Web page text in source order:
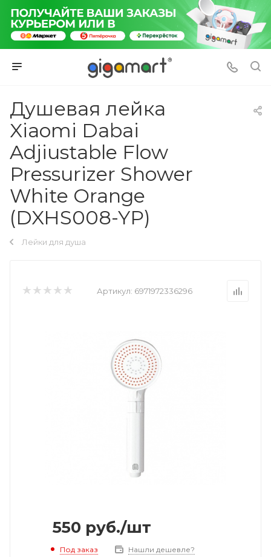
Душевая лейка
Xiaomi Dabai
Adjiustable Flow
Pressurizer Shower
White Orange
(DXHS008-YP)
Лейки для душа
Артикул: 6971972336296
550 руб./шт
Под заказ Нашли дешевле?